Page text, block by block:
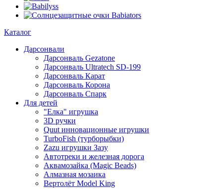
Каталог
Дарсонвали
Дарсонваль Gezatone
Дарсонваль Ultratech SD-199
Дарсонваль Карат
Дарсонваль Корона
Дарсонваль Спарк
Для детей
"Елка" игрушка
3D ручки
Quut инновационные игрушки
TurboFish (турборыбки)
Zazu игрушки Зазу
Автотреки и железная дорога
Аквамозайка (Magic Beads)
Алмазная мозаика
Вертолёт Model King